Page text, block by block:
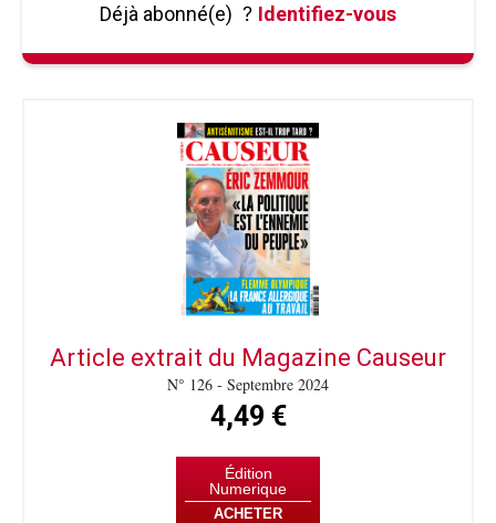
Déjà abonné(e) ? Identifiez-vous
Article extrait du Magazine Causeur
N° 126 - Septembre 2024
4,49 €
Édition
Numerique
ACHETER